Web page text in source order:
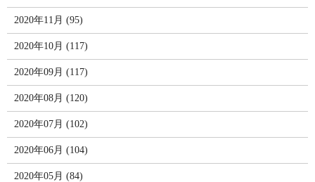
2020年11月 (95)
2020年10月 (117)
2020年09月 (117)
2020年08月 (120)
2020年07月 (102)
2020年06月 (104)
2020年05月 (84)